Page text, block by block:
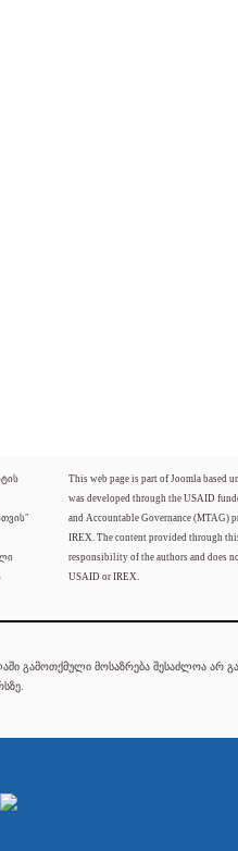
This web page is part of Joomla based
was developed through the USAID
and Accountable Governance (MTAG)
IREX. The content provided through
responsibility of the authors and does
USAID or IREX.
გამოთქმული მოსაზრება შესაძლოა არ